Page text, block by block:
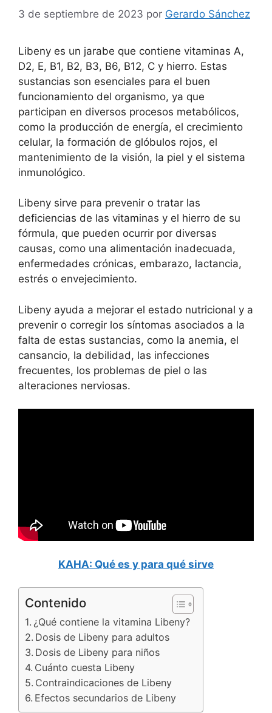
3 de septiembre de 2023 por Gerardo Sánchez
Libeny es un jarabe que contiene vitaminas A,
D2, E, B1, B2, B3, B6, B12, C y hierro. Estas
sustancias son esenciales para el buen
funcionamiento del organismo, ya que
participan en diversos procesos metabólicos,
como la producción de energía, el crecimiento
celular, la formación de glóbulos rojos, el
mantenimiento de la visión, la piel y el sistema
inmunológico.
Libeny sirve para prevenir o tratar las
deficiencias de las vitaminas y el hierro de su
fórmula, que pueden ocurrir por diversas
causas, como una alimentación inadecuada,
enfermedades crónicas, embarazo, lactancia,
estrés o envejecimiento.
Libeny ayuda a mejorar el estado nutricional y a
prevenir o corregir los síntomas asociados a la
falta de estas sustancias, como la anemia, el
cansancio, la debilidad, las infecciones
frecuentes, los problemas de piel o las
alteraciones nerviosas.
KAHA: Qué es y para qué sirve
Contenido
¿Qué contiene la vitamina Libeny?
Dosis de Libeny para adultos
Dosis de Libeny para niños
Cuánto cuesta Libeny
Contraindicaciones de Libeny
Efectos secundarios de Libeny